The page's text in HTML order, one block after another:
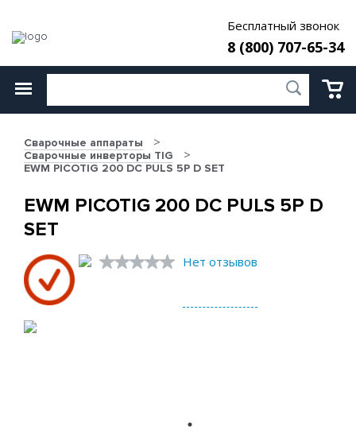
Бесплатный звонок
8 (800) 707-65-34
Сварочные аппараты
Сварочные инверторы TIG
EWM PICOTIG 200 DC PULS 5P D SET
EWM PICOTIG 200 DC PULS 5P D
SET
Нет отзывов